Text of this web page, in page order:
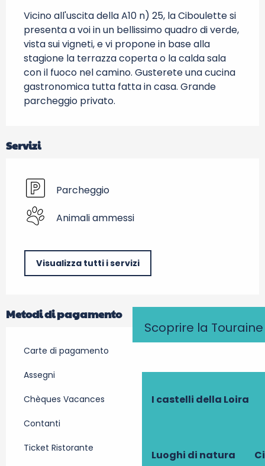
Scoprire la Touraine
I castelli della Loira
Luoghi di natura
Vicino all'uscita della A10 n) 25, la Ciboulette si
presenta a voi in un bellissimo quadro di verde,
vista sui vigneti, e vi propone in base alla
stagione la terrazza coperta o la calda sala
con il fuoco nel camino. Gusterete una cucina
gastronomica tutta fatta in casa. Grande
parcheggio privato.
Servizi
Parcheggio
Animali ammessi
Visualizza tutti i servizi
Metodi di pagamento
Carte di pagamento
Assegni
Chèques Vacances
Contanti
Ticket Ristorante